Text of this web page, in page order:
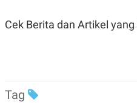
G
A
Cek Berita dan Artikel yang
Tag